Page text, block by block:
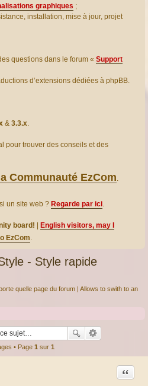
graphiques ;
installation, mise à jour, projet
questions dans le forum « Support
d’extensions dédiées à phpBB.
& 3.3.x.
pour trouver des conseils et des
Communauté EzCom.
un site web ? Regarde par ici.
board!
English visitors, may I
EzCom.
- Style rapide
quelle page du forum | Allows to swith to an
• Page 1 sur 1
Citation